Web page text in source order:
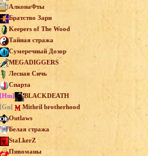
АлконаФты
Братство Зари
Keepers of The Wood
Тайная стража
Сумеречный Дозор
MEGADIGGERS
Лесная Сичь
Спарта
[Hm]
BLACKDEATH
[Gn]
Mithril brotherhood
Outlaws
Белая стража
StaLkerZ
Пивоманы